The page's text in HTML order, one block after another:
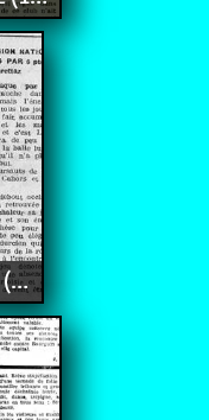
FCSC-CAHORS (6-0)